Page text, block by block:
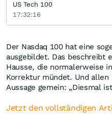
Der Nasdaq 100 hat eine
ausgebildet. Das beschreibt
Hausse, die normalerweise
Korrektur mündet. Und allen
Aussage gemein: „Diesmal
Jetzt den vollständigen
US Tech 100
17:32:16